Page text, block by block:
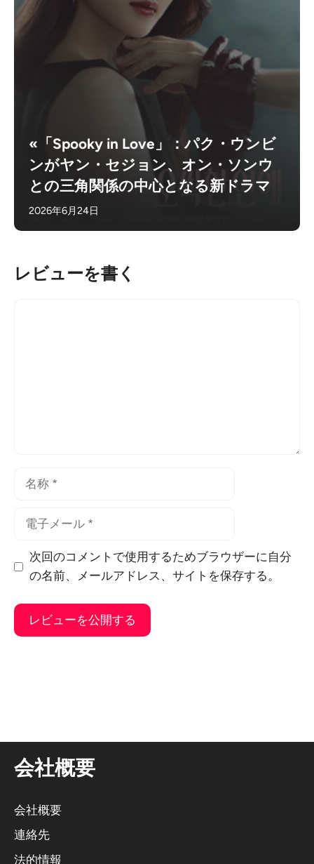
«「Spooky in Love」：パク・ウンビ
ンがヤン・セジョン、オン・ソンウ
との三角関係の中心となる新ドラマ
2026年6月24日
レビューを書く
ー
次回のコメントで使用するためブラウザーに自分
の名前、メールアドレス、サイトを保存する。
も
だ
会社概要
会社概要
連絡先
法的情報